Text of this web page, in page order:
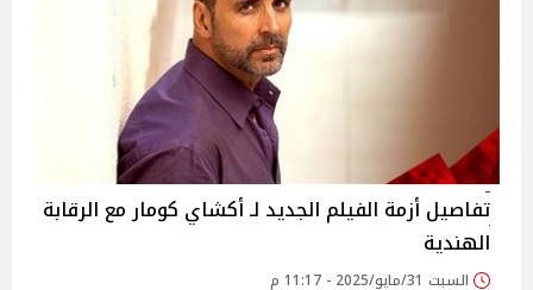
تفاصيل أزمة الفيلم الجديد لـ أكشاي كومار مع الرقابة
الهندية
السبت 31/مايو/2025 - 11:17 م